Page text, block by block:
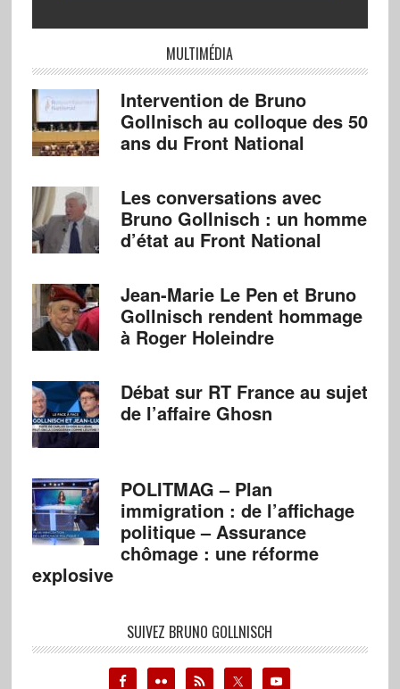
MULTIMÉDIA
Intervention de Bruno
Gollnisch au colloque des 50
ans du Front National
Les conversations avec
Bruno Gollnisch : un homme
d’état au Front National
Jean-Marie Le Pen et Bruno
Gollnisch rendent hommage
à Roger Holeindre
Débat sur RT France au sujet
de l’affaire Ghosn
POLITMAG – Plan
immigration : de l’affichage
politique – Assurance
chômage : une réforme
explosive
SUIVEZ BRUNO GOLLNISCH